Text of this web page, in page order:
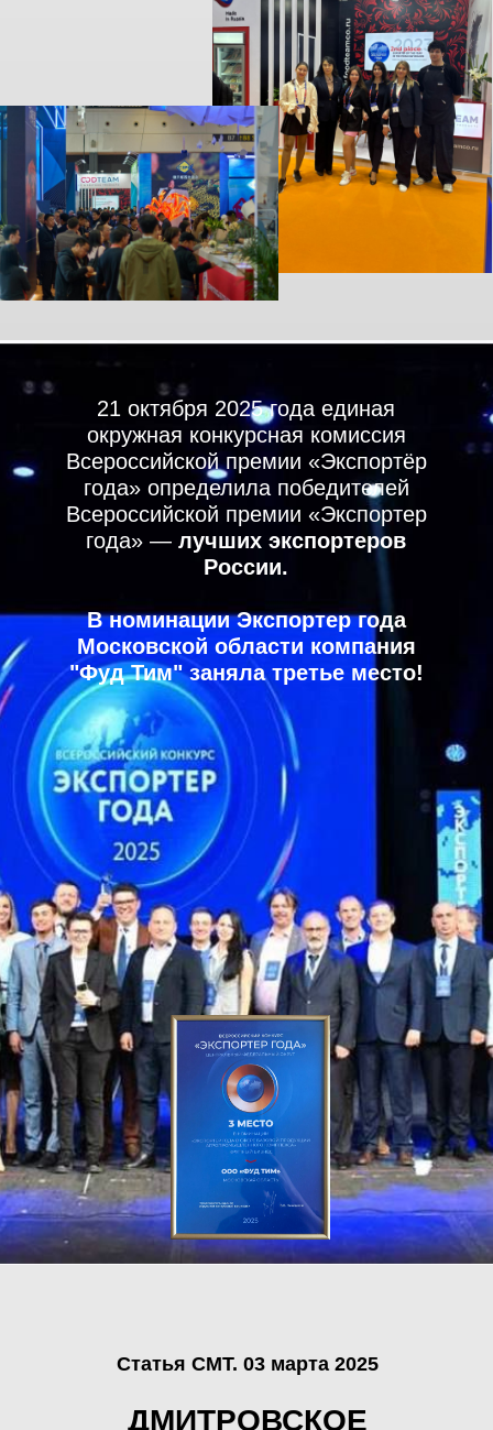
Недавно в Объединенных Арабских
Эмиратах состоялась международная
производитель «Фуд Тим» представил
свою рыбную продукцию. Эта группа
компаний работает с российской морской
форелью и сёмгой, которая пользуется
большой популярностью на рынках
ближнего и дальнего зарубежья.
«Фуд Тим» сегодня один из крупнейших
переработчиков рыбы в России. Его
объёмы производства — 300 тонн
продукции в месяц. С 2020 года
дмитровская компания активно развивает
экспорт по всему миру и успешно
представляет наш городской округ на
международной арене.
ДМИТРОВСКОЕ
ПРЕДПРИЯТИЕ
ЗАКЛЮЧИЛО ТРИ НОВЫХ
КОНТРАКТА НА ВЫСТАВКЕ
В ДУБАЕ
ЧИТАТЬ СТАТЬЮ
Статья СМТ. 03 марта 2025
ВЫСТАВКА GULFOOD
DUBAI 2025
продукты и сделали еще один большой шаг
17-21 ФЕВРАЛЯ 2025